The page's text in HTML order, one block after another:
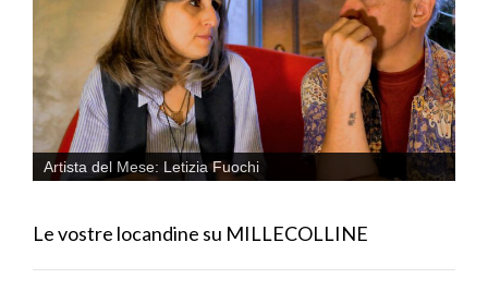
Artista del Mese: Letizia Fuochi
Le vostre locandine su MILLECOLLINE